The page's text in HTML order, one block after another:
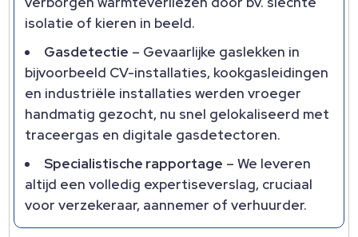
isolatie of kieren in beeld.​
Gasdetectie – Gevaarlijke gaslekken in
bijvoorbeeld CV-installaties, kookgasleidingen
en industriële installaties werden vroeger
handmatig gezocht, nu snel gelokaliseerd met
traceergas en digitale gasdetectoren.​
Specialistische rapportage – We leveren
altijd een volledig expertiseverslag, cruciaal
voor verzekeraar, aannemer of verhuurder.​